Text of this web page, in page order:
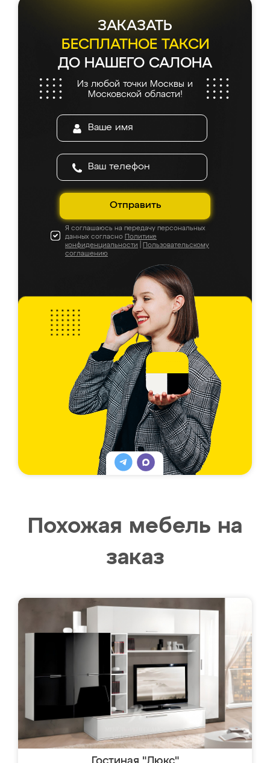
ЗАКАЗАТЬ
БЕСПЛАТНОЕ ТАКСИ
ДО НАШЕГО САЛОНА
Из любой точки Москвы и
Московской области!
Отправить
Я соглашаюсь на передачу персональных
данных согласно Политике
конфиденциальности
Пользовательскому
соглашению
Похожая мебель на
заказ